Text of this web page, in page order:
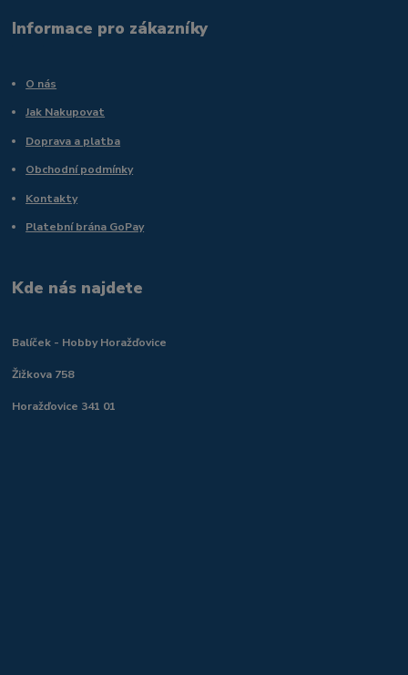
Informace pro zákazníky
O nás
Jak Nakupovat
Doprava a platba
Obchodní podmínky
Kontakty
Platební brána GoPay
Kde nás najdete
Balíček - Hobby Horažďovice
Žižkova 758
Horažďovice 341 01